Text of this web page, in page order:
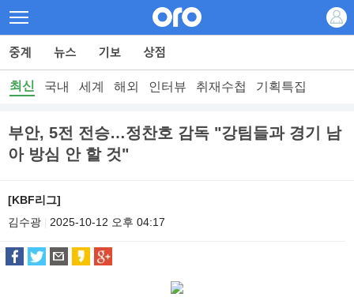
최신 국내 세계 해외 인터뷰 취재수첩 기획특집
부안, 5전 전승…정찬호 감독 "강팀들과 경기 남
아 방심 안 할 것"
[KBF리그]
김수광
2025-10-12 오후 04:17